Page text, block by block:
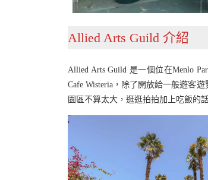
Allied Arts Guild 介紹
Allied Arts Guild 是一個位在Menlo
Cafe Wisteria，除了開放給一般遊客
園區不算太大，逛逛拍拍加上吃飯的